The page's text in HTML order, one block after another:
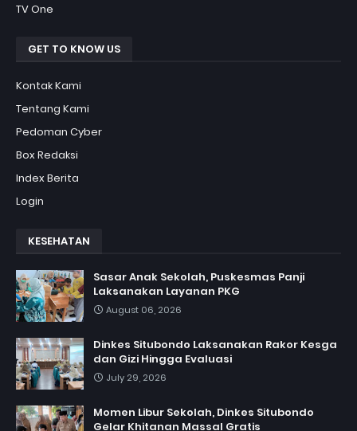
TV One
GET TO KNOW US
Kontak Kami
Tentang Kami
Pedoman Cyber
Box Redaksi
Index Berita
Login
KESEHATAN
Sasar Anak Sekolah, Puskesmas Panji
Laksanakan Layanan PKG
August 06, 2026
Dinkes Situbondo Laksanakan Rakor Kesga
dan Gizi Hingga Evaluasi
July 29, 2026
Momen Libur Sekolah, Dinkes Situbondo
Gelar Khitanan Massal Gratis